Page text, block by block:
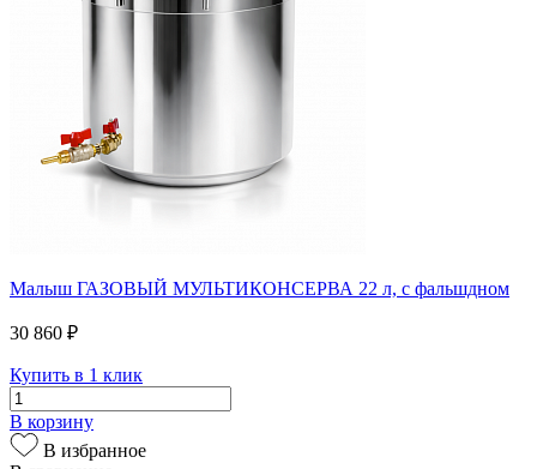
Малыш ГАЗОВЫЙ МУЛЬТИКОНСЕРВА 22 л, с фальшдном
30 860 ₽
Купить в 1 клик
В корзину
В избранное